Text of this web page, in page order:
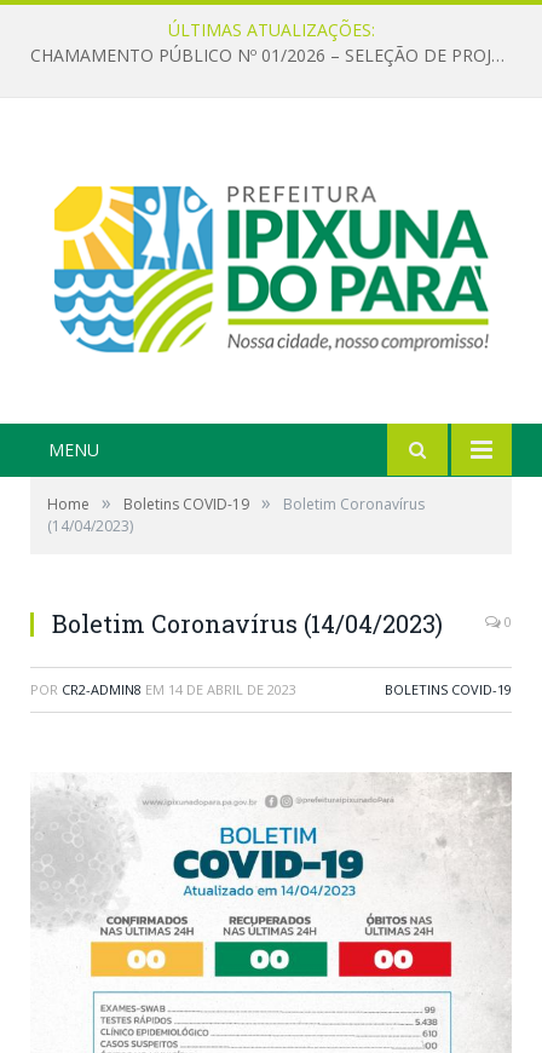
ÚLTIMAS ATUALIZAÇÕES:
CHAMAMENTO PÚBLICO Nº 01/2026 – SELEÇÃO DE PROJETOS PARA FIRMAR TERMO DE EXECUÇÃO CULTURAL COM RECURSOS DA POLÍTICA NACIONAL ALDIR BLANC DE FOMENTO À CULTURA – PNAB (LEI Nº 14.399/2022)
MENU
Home » Boletins COVID-19 »
Boletim Coronavírus
(14/04/2023)
Boletim Coronavírus (14/04/2023) 0
POR CR2-ADMIN8 EM 14 DE ABRIL DE 2023 BOLETINS COVID-19